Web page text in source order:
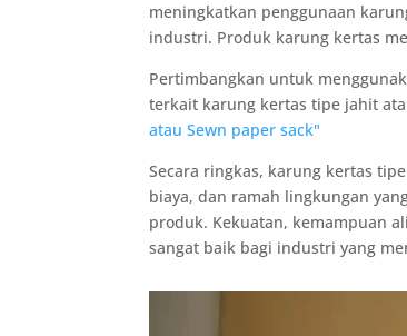
meningkatkan penggunaan
industri. Produk karung kertas
Pertimbangkan untuk
terkait karung kertas tipe jahit
atau Sewn paper sack"
Secara ringkas, karung kertas
biaya, dan ramah lingkungan
produk. Kekuatan, kemampuan
sangat baik bagi industri yang